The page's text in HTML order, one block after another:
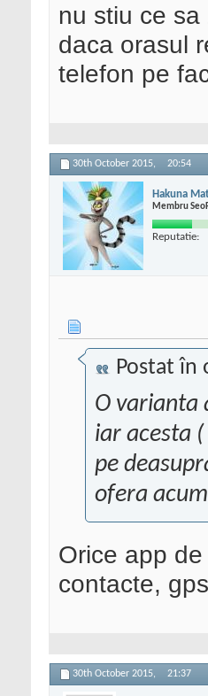
nu stiu ce
daca orasul
telefon pe
30th October 2015, 20:54
Hakuna
Membru
Reputatie:
Postat în
O varianta
iar acesta
pe
ofera
Orice app
contacte,
30th October 2015, 21:37